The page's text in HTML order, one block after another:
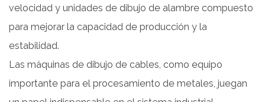
velocidad y unidades de dibujo de alambre compuesto
para mejorar la capacidad de producción y la
estabilidad.
Las máquinas de dibujo de cables, como equipo
importante para el procesamiento de metales, juegan